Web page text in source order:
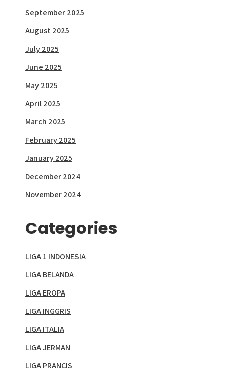
September 2025
August 2025
July 2025
June 2025
May 2025
April 2025
March 2025
February 2025
January 2025
December 2024
November 2024
Categories
LIGA 1 INDONESIA
LIGA BELANDA
LIGA EROPA
LIGA INGGRIS
LIGA ITALIA
LIGA JERMAN
LIGA PRANCIS